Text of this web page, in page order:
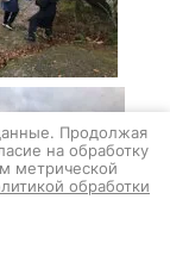
Продолжая
на обработку
метрической
обработки